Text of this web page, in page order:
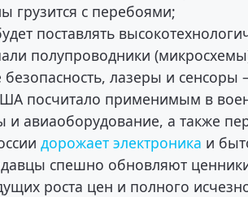
грузится с перебоями;
поставлять
полупроводники
лазеры и
посчитало применимым в
и авиаоборудование, а также
дорожает электроника и
спешно обновляют
роста цен и полного